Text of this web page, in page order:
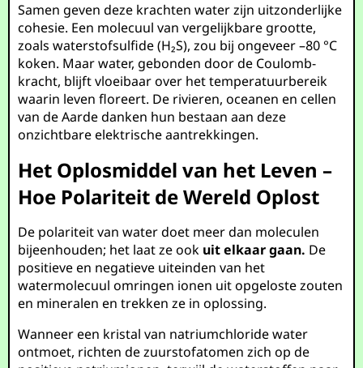
Samen geven deze krachten water zijn uitzonderlijke
cohesie. Een molecuul van vergelijkbare grootte,
zoals waterstofsulfide (H₂S), zou bij ongeveer –80 °C
koken. Maar water, gebonden door de Coulomb-
kracht, blijft vloeibaar over het temperatuurbereik
waarin leven floreert. De rivieren, oceanen en cellen
van de Aarde danken hun bestaan aan deze
onzichtbare elektrische aantrekkingen.
Het Oplosmiddel van het Leven –
Hoe Polariteit de Wereld Oplost
De polariteit van water doet meer dan moleculen
bijeenhouden; het laat ze ook uit elkaar gaan. De
positieve en negatieve uiteinden van het
watermolecuul omringen ionen uit opgeloste zouten
en mineralen en trekken ze in oplossing.
Wanneer een kristal van natriumchloride water
ontmoet, richten de zuurstofatomen zich op de